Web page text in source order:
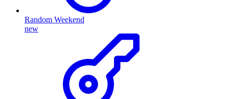
Random Weekend
new